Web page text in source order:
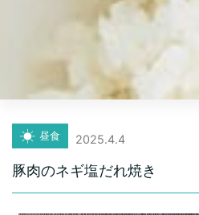
昼食 2025.4.4
豚肉のネギ塩だれ焼き